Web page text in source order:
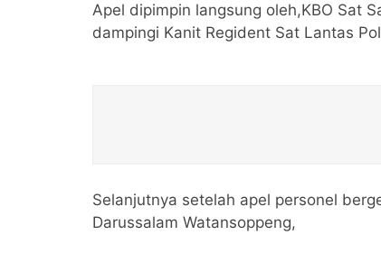
Apel dipimpin langsung oleh,KBO Sat
dampingi Kanit Regident Sat Lantas
Selanjutnya setelah apel personel
Darussalam Watansoppeng,